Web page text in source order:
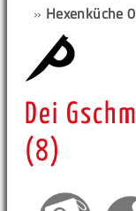
» Hexenküche
Dei
(8)